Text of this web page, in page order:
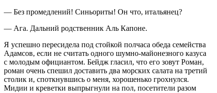
— Без промедлений! Синьориты! Он что, итальянец?
— Ага. Дальний родственник Аль Капоне.
Я успешно пересидела под стойкой полчаса обеда семейства
Адамсов, если не считать одного шумно-майонезного казуса
с молодым официантом. Бейдж гласил, что его зовут Роман,
роман очень спешил доставить два морских салата на третий
столик и, споткнувшись о меня, хорошенько грохнулся.
Мидии и креветки выпрыгнули на пол, посетители разом